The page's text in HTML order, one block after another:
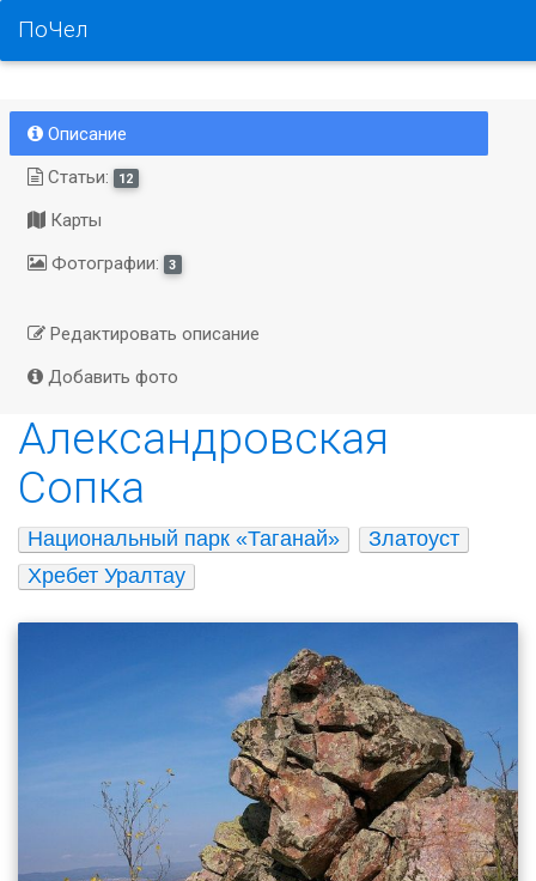
ПоЧел
Описание
Статьи:
12
Карты
Фотографии:
3
Редактировать описание
Добавить фото
Александровская
Сопка
Национальный парк «Таганай»
Златоуст
Хребет Уралтау